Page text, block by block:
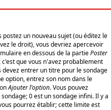
un nouveau sujet (ou éditez le
le droit), vous devriez apercevoir
en dessous de la partiePoster
que vous n'avez probablement
devez entrer un titre pour le sondage
option, entrez son nom dans le
Ajouter l'option. Vous pouvez
0 est un sondage infini. Il y a
pourrez établir; cette limite est